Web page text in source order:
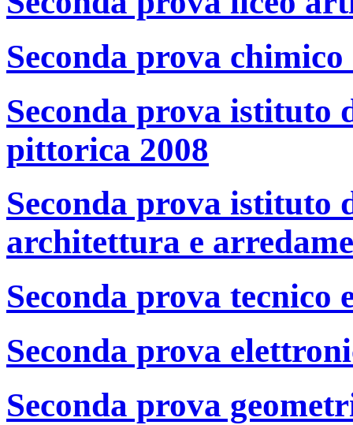
Seconda prova chimico
Seconda prova istituto
pittorica 2008
Seconda prova istituto
architettura e
Seconda prova tecnico
Seconda prova
Seconda prova